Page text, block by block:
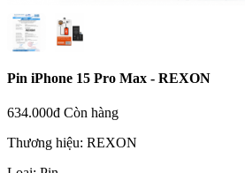
Pin iPhone 15 Pro Max - REXON
634.000đ Còn hàng
Thương hiệu: REXON